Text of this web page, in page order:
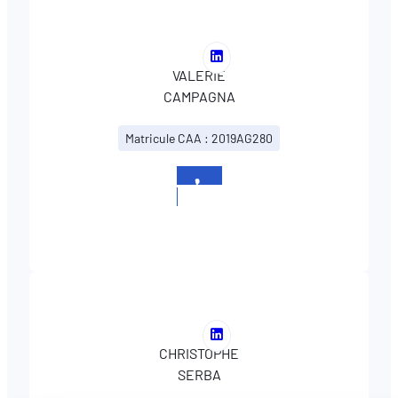
Voir
le
profil
de
VALERIE
CAMPAGNA
VALERIE
CAMPAGNA
Matricule CAA : 2019AG280
Voir
le
profil
CHRISTOPHE
SERBA